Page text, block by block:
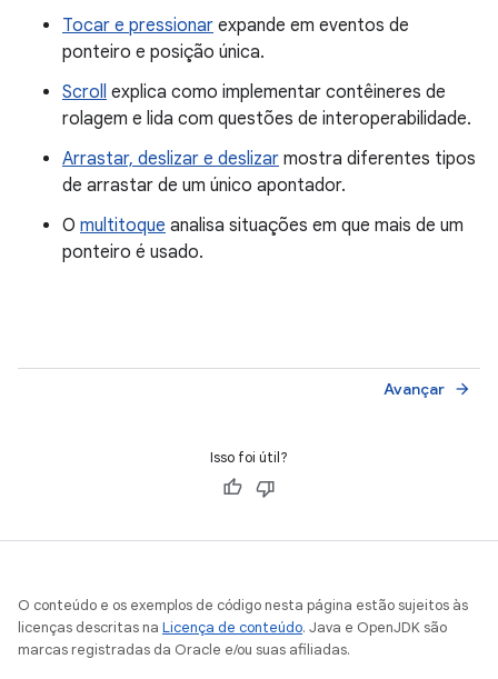
Tocar e pressionar expande em eventos de
ponteiro e posição única.
Scroll explica como implementar contêineres de
rolagem e lida com questões de interoperabilidade.
Arrastar, deslizar e deslizar mostra diferentes tipos
de arrastar de um único apontador.
O multitoque analisa situações em que mais de um
ponteiro é usado.
Avançar arrow_forward
Isso foi útil?
O conteúdo e os exemplos de código nesta página estão sujeitos às
licenças descritas na Licença de conteúdo. Java e OpenJDK são
marcas registradas da Oracle e/ou suas afiliadas.